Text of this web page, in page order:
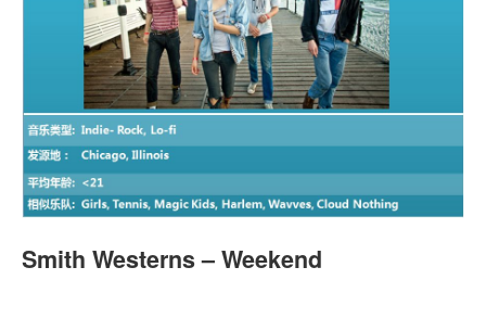
Smith Westerns – Weekend